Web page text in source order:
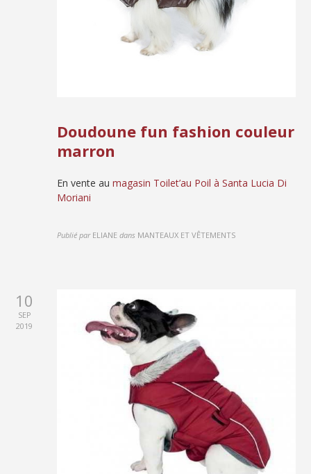
Doudoune fun fashion couleur
marron
En vente aumagasin Toilet’au Poil à Santa Lucia Di
Moriani
Publié par ELIANE dans MANTEAUX ET VÊTEMENTS
10
SEP
2019